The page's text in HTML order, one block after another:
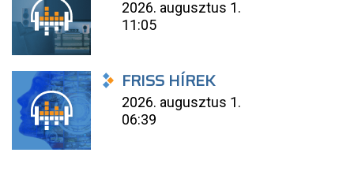
2026. augusztus 1.
11:05
FRISS HÍREK
2026. augusztus 1.
06:39